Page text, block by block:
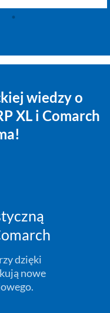
wiedzy o
XL i Comarch
dzięki
nowe